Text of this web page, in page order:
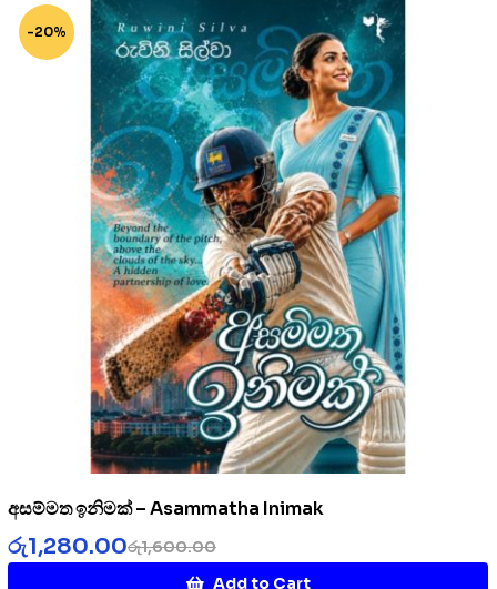
-20%
අසම්මත ඉනිමක් – Asammatha Inimak
රු1,600.00
රු1,280.00
Add to Cart